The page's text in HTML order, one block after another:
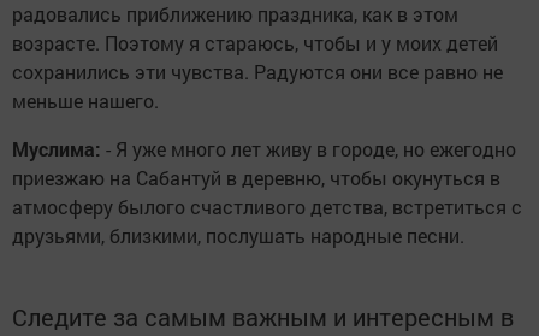
радовались приближению праздника, как в этом
возрасте. Поэтому я стараюсь, чтобы и у моих детей
сохранились эти чувства. Радуются они все равно не
меньше нашего.
Муслима: - Я уже много лет живу в городе, но ежегодно
приезжаю на Сабантуй в деревню, чтобы окунуться в
атмосферу былого счастливого детства, встретиться с
друзьями, близкими, послушать народные песни.
Следите за самым важным и интересным в